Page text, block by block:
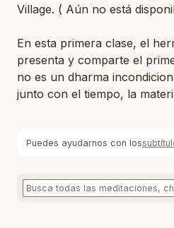
Village. ( Aún no está
En esta primera clase, el
presenta y comparte el
no es un dharma
junto con el tiempo, la
Puedes ayudarnos con los